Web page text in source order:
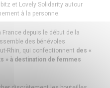
et Lovely Solidarity autour
à la personne.
depuis le début de la
des bénévoles
Rhin, qui confectionnent des «
» à destination de femmes